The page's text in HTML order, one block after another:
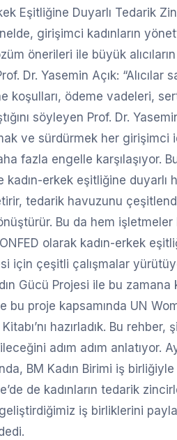
Eşitliğine Duyarlı Tedarik
girişimci kadınların
önerileri ile büyük
Dr. Yasemin Açık:
koşulları, ödeme vadeleri,
söyleyen Prof. Dr.
ve sürdürmek her
fazla engelle karşılaşıyor.
erkek eşitliğine duyarlı
tedarik havuzunu
Bu da hem
olarak kadın-erkek
için çeşitli çalışmalar
Gücü Projesi ile bu
bu proje kapsamında UN
hazırladık. Bu
adım adım anlatıyor.
BM Kadın Birimi iş
de kadınların tedarik
iş birliklerini